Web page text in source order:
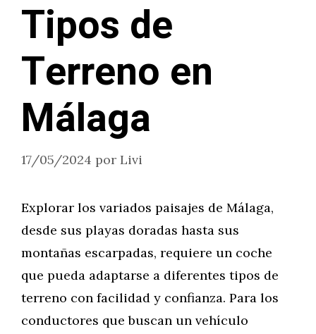
Tipos de
Terreno en
Málaga
17/05/2024 por Livi
Explorar los variados paisajes de Málaga,
desde sus playas doradas hasta sus
montañas escarpadas, requiere un coche
que pueda adaptarse a diferentes tipos de
terreno con facilidad y confianza. Para los
conductores que buscan un vehículo